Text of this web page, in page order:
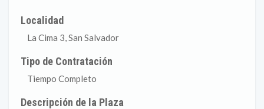
Localidad
La Cima 3, San Salvador
Tipo de Contratación
Tiempo Completo
Descripción de la Plaza